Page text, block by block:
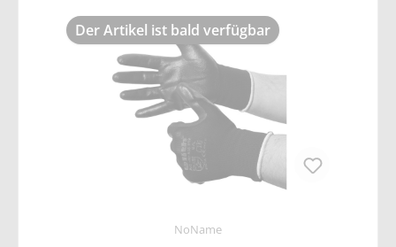
Der Artikel ist bald verfügbar
NoName